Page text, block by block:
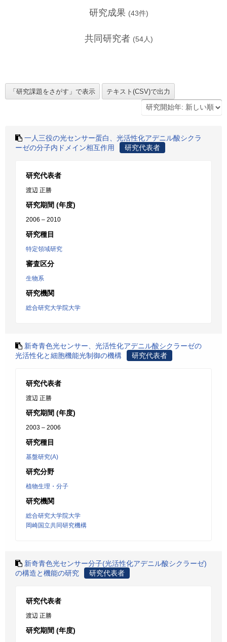
研究成果 (43件)
共同研究者 (54人)
一人三役の光センサー蛋白、光活性化アデニル酸シクラ
ーゼの分子内ドメイン相互作用
研究代表者
研究代表者
渡辺 正勝
研究期間 (年度)
2006 – 2010
研究種目
特定領域研究
審査区分
生物系
研究機関
総合研究大学院大学
新奇青色光センサー、光活性化アデニル酸シクラーゼの
光活性化と細胞機能光制御の機構
研究代表者
研究代表者
渡辺 正勝
研究期間 (年度)
2003 – 2006
研究種目
基盤研究(A)
研究分野
植物生理・分子
研究機関
総合研究大学院大学
岡崎国立共同研究機構
新奇青色光センサー分子(光活性化アデニル酸シクラーゼ)
の構造と機能の研究
研究代表者
研究代表者
渡辺 正勝
研究期間 (年度)